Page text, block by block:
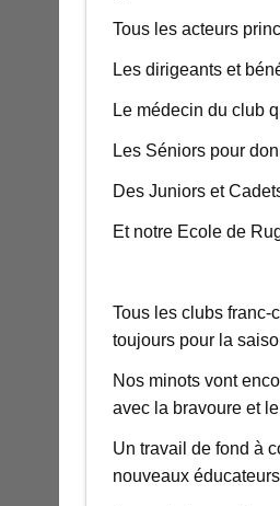
Tous les acteurs
Les dirigeants et
Le médecin du club
Les Séniors pour
Des Juniors et
Et notre Ecole de
Tous les clubs franc-
toujours pour la
Nos minots vont
avec la bravoure et
Un travail de fond à
nouveaux